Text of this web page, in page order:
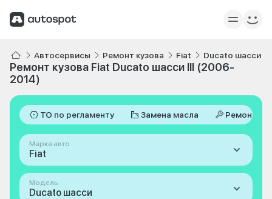
Автосервисы Ремонт кузова Fiat Ducato шасси
Ремонт кузова Fiat Ducato шасси III (2006-
2014)
ТО по регламенту Замена масла Ремонт
Марка авто
Fiat
Модель
Ducato шасси